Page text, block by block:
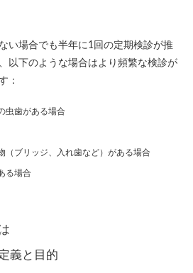
い場合でも半年に1回の定期検診が推
以下のような場合はより頻繁な検診が
：
虫歯がある場合
（ブリッジ、入れ歯など）がある場合
る場合
義と目的